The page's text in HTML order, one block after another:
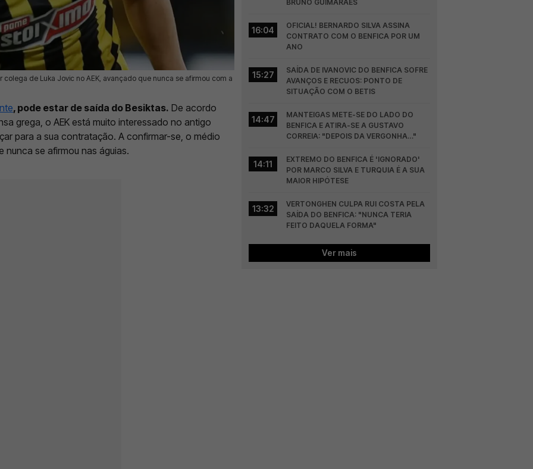
de Luka Jovic no AEK, avançado que nunca se afirmou com a
, pode estar de saída do Besiktas. De acordo
grega, o AEK está muito interessado no antigo
para a sua contratação. A confirmar-se, o médio
nunca se afirmou nas águias.
BRUNO GUIMARÃES
16:04
OFICIAL! BERNARDO SILVA ASSINA
CONTRATO COM O BENFICA POR UM
ANO
15:27
SAÍDA DE IVANOVIC DO BENFICA SOFRE
AVANÇOS E RECUOS: PONTO DE
SITUAÇÃO COM O BETIS
14:47
MANTEIGAS METE-SE DO LADO DO
BENFICA E ATIRA-SE A GUSTAVO
CORREIA: "DEPOIS DA VERGONHA…"
14:11
EXTREMO DO BENFICA É 'IGNORADO'
POR MARCO SILVA E TURQUIA É A SUA
MAIOR HIPÓTESE
13:32
VERTONGHEN CULPA RUI COSTA PELA
SAÍDA DO BENFICA: "NUNCA TERIA
FEITO DAQUELA FORMA"
Ver mais